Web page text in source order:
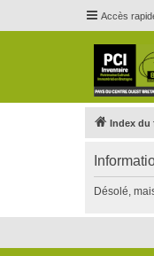
Accès
Index du
Désolé,